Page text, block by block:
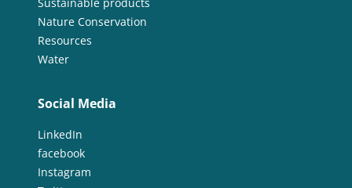
Nature Conservation
Resources
Water
Social Media
LinkedIn
facebook
Instagram